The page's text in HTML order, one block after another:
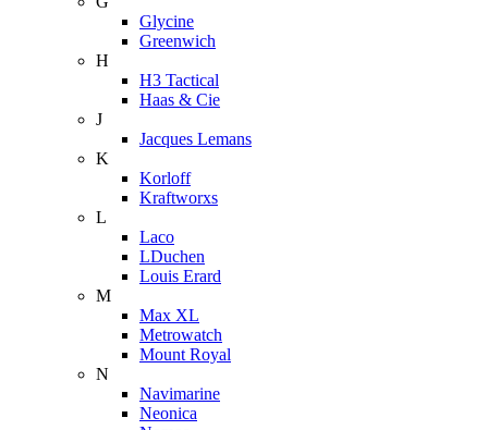
Glycine
Greenwich
H
H3 Tactical
Haas & Cie
J
Jacques Lemans
K
Korloff
Kraftworxs
L
Laco
LDuchen
Louis Erard
M
Max XL
Metrowatch
Mount Royal
N
Navimarine
Neonica